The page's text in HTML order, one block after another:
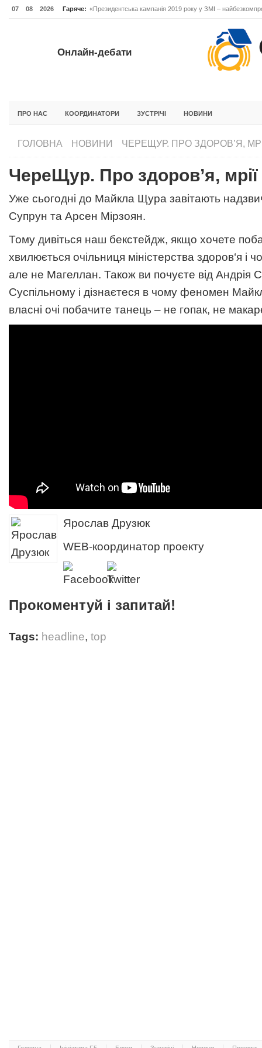
07 08 2026 Гаряче: «Президентська кампанія 2019 року у ЗМІ –
ОНЛАЙН-ДЕБАТИ #ВІДПОВІДАЛЬНЕ ЛІДЕРСТВО.
Онлайн-дебати
ПРО НАС КООРДИНАТОРИ ЗУСТРІЧІ НОВИНИ
ГОЛОВНА НОВИНИ ЧЕРЕЩУР. ПРО ЗДОРОВ’Я,
ЧереЩур. Про здоров’я, мрії
Уже сьогодні до Майкла Щура завітають
Супрун та Арсен Мірзоян.
Тому дивіться наш бекстейдж, якщо хочете
хвилюється очільниця міністерства здоров‘я і
але не Магеллан. Також ви почуєте від Андрія
Суспільному і дізнаєтеся в чому феномен
власні очі побачите танець – не гопак, не
Ярослав Друзюк
WEB-координатор проекту
Прокоментуй і запитай!
Tags: headline, top